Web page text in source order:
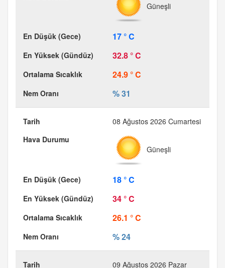
Güneşli
17 ° C
32.8 ° C
24.9 ° C
% 31
08 Ağustos 2026 Cumartesi
Güneşli
18 ° C
34 ° C
26.1 ° C
% 24
09 Ağustos 2026 Pazar